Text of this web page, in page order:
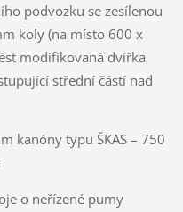
podvozku se zesílenou
koly (na místo 600 x
modifikovaná dvířka
střední částí nad
kanóny typu ŠKAS – 750
o neřízené pumy